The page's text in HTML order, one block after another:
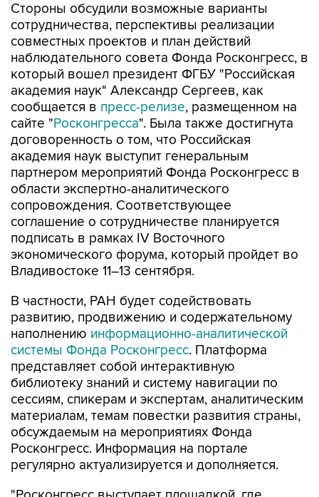
Стороны обсудили возможные варианты
сотрудничества, перспективы реализации
совместных проектов и план действий
наблюдательного совета Фонда Росконгресс, в
который вошел президент ФГБУ "Российская
академия наук" Александр Сергеев, как
сообщается в пресс-релизе, размещенном на
сайте "Росконгресса". Была также достигнута
договоренность о том, что Российская
академия наук выступит генеральным
партнером мероприятий Фонда Росконгресс в
области экспертно-аналитического
сопровождения. Соответствующее
соглашение о сотрудничестве планируется
подписать в рамках IV Восточного
экономического форума, который пройдет во
Владивостоке 11–13 сентября.
В частности, РАН будет содействовать
развитию, продвижению и содержательному
наполнению информационно-аналитической
системы Фонда Росконгресс. Платформа
представляет собой интерактивную
библиотеку знаний и систему навигации по
сессиям, спикерам и экспертам, аналитическим
материалам, темам повестки развития страны,
обсуждаемым на мероприятиях Фонда
Росконгресс. Информация на портале
регулярно актуализируется и дополняется.